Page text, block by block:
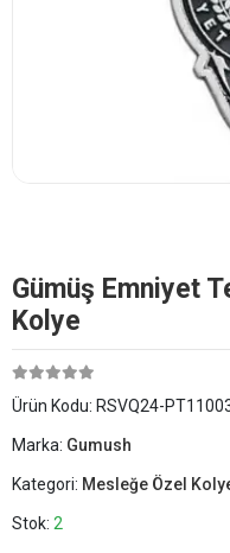
Gümüş Emniyet
Kolye
Ürün Kodu: RSVQ24-
Marka: Gumush
Kategori: Mesleğe Özel
Stok: 2